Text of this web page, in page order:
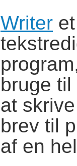
Writer et
bruge
at
brev til
af en